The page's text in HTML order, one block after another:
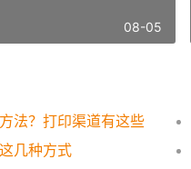
08-05
法？打印渠道有这些
几种方式